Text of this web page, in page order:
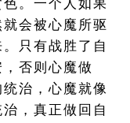
。一个人如果
会被心魔所驱
只有战胜了自
否则心魔做
治，心魔就像
，真正做回自